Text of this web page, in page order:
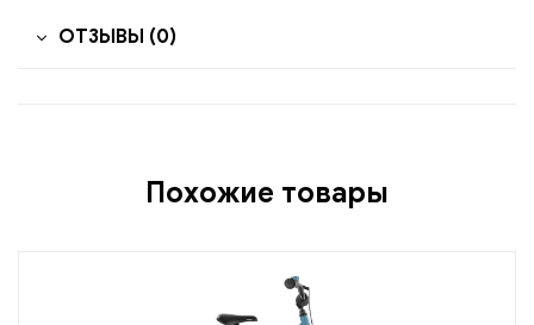
ОТЗЫВЫ (0)
Похожие товары